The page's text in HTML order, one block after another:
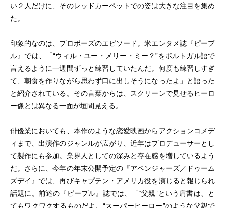
い２人だけに、そのレッドカーペットでの姿は大きな注目を集め
た。
印象的なのは、プロポーズのエピソード。米エンタメ誌『ピープ
ル』では、「“ウィル・ユー・メリー・ミー？”をポルトガル語で
言えるように一週間ずっと練習していたんだ。何度も練習しすぎ
て、朝食を作りながら思わず口に出しそうになったよ」と語った
と紹介されている。その言葉からは、スクリーンで見せるヒーロ
ー像とは異なる一面が垣間見える。
俳優業においても、本作のような恋愛映画からアクションコメデ
ィまで、出演作のジャンルが広がり、近年はプロデューサーとし
て製作にも参加。業界人としての深みと存在感を増しているよう
だ。さらに、今年の年末公開予定の『アベンジャーズ／ドゥーム
ズデイ』では、再びキャプテン・アメリカ役を演じると報じられ
話題に。前述の『ピープル』誌では、「“父親”という肩書は、と
てもワクワクするものだよ。“スーパーヒーロー”のような父親で